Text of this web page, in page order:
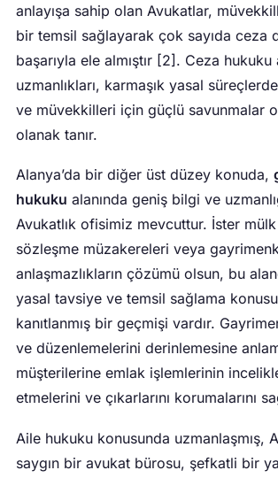
anlayışa sahip olan Avukatlar,
bir temsil sağlayarak çok sayıda ceza
başarıyla ele almıştır [2]. Ceza hukuku
uzmanlıkları, karmaşık yasal
ve müvekkilleri için güçlü savunmalar
olanak tanır.
Alanya’da bir diğer üst düzey konuda,
hukuku alanında geniş bilgi ve
Avukatlık ofisimiz mevcuttur. İster
sözleşme müzakereleri veya
anlaşmazlıkların çözümü olsun, bu
yasal tavsiye ve temsil sağlama
kanıtlanmış bir geçmişi vardır.
ve düzenlemelerini derinlemesine
müşterilerine emlak işlemlerinin
etmelerini ve çıkarlarını korumalarını
Aile hukuku konusunda uzmanlaşmış,
saygın bir avukat bürosu, şefkatli bir